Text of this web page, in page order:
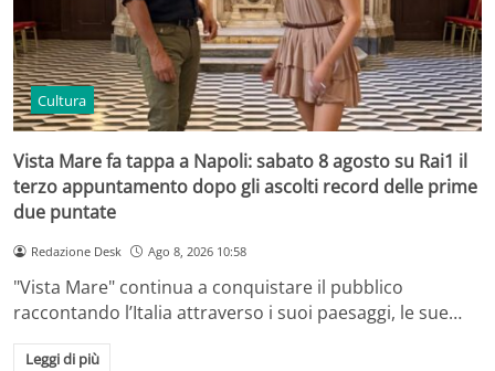
Cultura
Vista Mare fa tappa a Napoli: sabato 8 agosto su Rai1 il
terzo appuntamento dopo gli ascolti record delle prime
due puntate
Redazione Desk Ago 8, 2026 10:58
"Vista Mare" continua a conquistare il pubblico
raccontando l’Italia attraverso i suoi paesaggi, le sue…
Leggi di più